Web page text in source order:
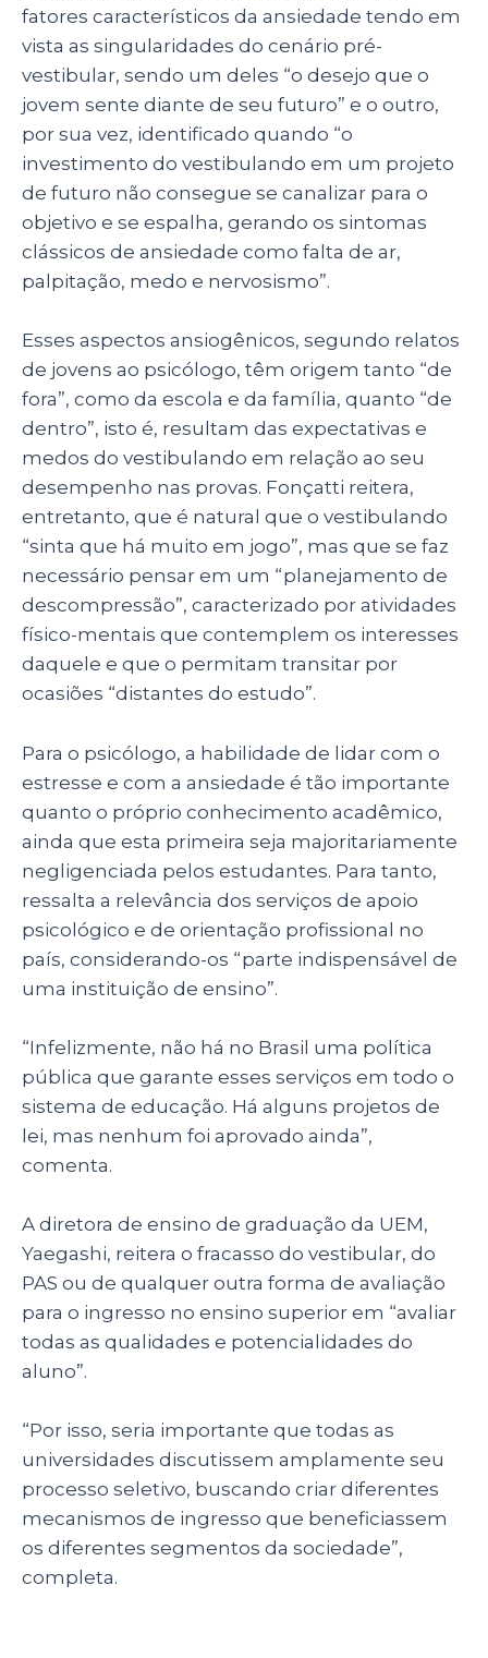
fatores característicos da ansiedade tendo em
vista as singularidades do cenário pré-
vestibular, sendo um deles “o desejo que o
jovem sente diante de seu futuro” e o outro,
por sua vez, identificado quando “o
investimento do vestibulando em um projeto
de futuro não consegue se canalizar para o
objetivo e se espalha, gerando os sintomas
clássicos de ansiedade como falta de ar,
palpitação, medo e nervosismo”.
Esses aspectos ansiogênicos, segundo relatos
de jovens ao psicólogo, têm origem tanto “de
fora”, como da escola e da família, quanto “de
dentro”, isto é, resultam das expectativas e
medos do vestibulando em relação ao seu
desempenho nas provas. Fonçatti reitera,
entretanto, que é natural que o vestibulando
“sinta que há muito em jogo”, mas que se faz
necessário pensar em um “planejamento de
descompressão”, caracterizado por atividades
físico-mentais que contemplem os interesses
daquele e que o permitam transitar por
ocasiões “distantes do estudo”.
Para o psicólogo, a habilidade de lidar com o
estresse e com a ansiedade é tão importante
quanto o próprio conhecimento acadêmico,
ainda que esta primeira seja majoritariamente
negligenciada pelos estudantes. Para tanto,
ressalta a relevância dos serviços de apoio
psicológico e de orientação profissional no
país, considerando-os “parte indispensável de
uma instituição de ensino”.
“Infelizmente, não há no Brasil uma política
pública que garante esses serviços em todo o
sistema de educação. Há alguns projetos de
lei, mas nenhum foi aprovado ainda”,
comenta.
A diretora de ensino de graduação da UEM,
Yaegashi, reitera o fracasso do vestibular, do
PAS ou de qualquer outra forma de avaliação
para o ingresso no ensino superior em “avaliar
todas as qualidades e potencialidades do
aluno”.
“Por isso, seria importante que todas as
universidades discutissem amplamente seu
processo seletivo, buscando criar diferentes
mecanismos de ingresso que beneficiassem
os diferentes segmentos da sociedade”,
completa.